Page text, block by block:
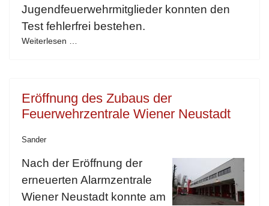
Jugendfeuerwehrmitglieder konnten den
Test fehlerfrei bestehen.
Weiterlesen …
Eröffnung des Zubaus der
Feuerwehrzentrale Wiener Neustadt
Sander
Nach der Eröffnung der
erneuerten Alarmzentrale
Wiener Neustadt konnte am